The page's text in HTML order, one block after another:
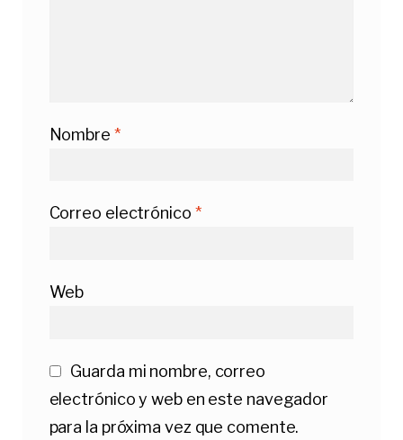
Nombre *
Correo electrónico *
Web
Guarda mi nombre, correo
electrónico y web en este navegador
para la próxima vez que comente.